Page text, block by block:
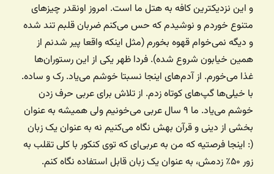
و این نزدیکترین کافه به هتل ما است. امروز اونقدر چیزهای
متنوع خوردم و نوشیدم که حس می‌کنم ضربان قلبم تند شده
و دیگه نمی‌خوام قهوه بخورم (مثل اینکه واقعا پیر شدنم از
همین خیابون شروع شده). فردا ظهر یکی از این رستوران‌ها
غذا می‌خورم. از آدم‌های اینجا نسبتا خوشم می‌یاد. رک و ساده.
با خیلی‌ها گپ‌های کوتاه زدم. از تلاش برای عربی حرف زدن
خوشم می‌یاد. ما ۹ سال عربی می‌خونیم ولی همیشه به عنوان
بخشی از دینی و قرآن بهش نگاه می‌کنیم نه به عنوان یک زبان
(: اینجا فرصتیه که من به عربی‌ای که توی کنکور با کلی تقلب به
زور ۵۰٪ زدمش، به عنوان یک زبان قابل استفاده نگاه کنم.